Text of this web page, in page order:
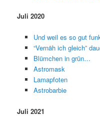
Juli 2020
Und weil es so gut
“Vernäh ich gleich”
Blümchen in grün…
Astromask
Lamapfoten
Astrobarbie
Juli 2021